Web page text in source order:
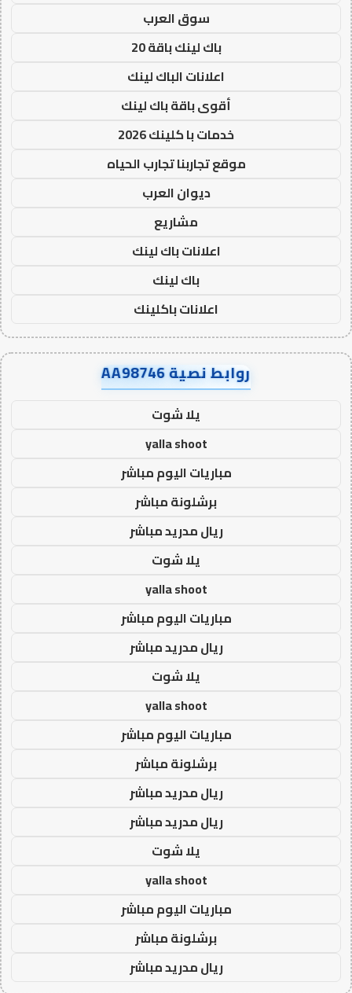
سوق العرب
باك لينك باقة 20
اعلانات الباك لينك
أقوى باقة باك لينك
خدمات با كلينك 2026
موقع تجاربنا تجارب الحياه
ديوان العرب
مشاريع
اعلانات باك لينك
باك لينك
اعلانات باكلينك
روابط نصية AA98746
يلا شوت
yalla shoot
مباريات اليوم مباشر
برشلونة مباشر
ريال مدريد مباشر
يلا شوت
yalla shoot
مباريات اليوم مباشر
ريال مدريد مباشر
يلا شوت
yalla shoot
مباريات اليوم مباشر
برشلونة مباشر
ريال مدريد مباشر
ريال مدريد مباشر
يلا شوت
yalla shoot
مباريات اليوم مباشر
برشلونة مباشر
ريال مدريد مباشر